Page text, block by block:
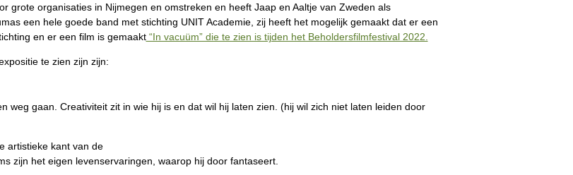
grote organisaties in Nijmegen en omstreken en heeft Jaap en Aaltje van Zweden als
een hele goede band met stichting UNIT Academie, zij heeft het mogelijk gemaakt dat er een
en er een film is gemaakt“In vacuüm” die te zien is tijden het Beholdersfilmfestival 2022.
te zien zijn zijn:
weg gaan. Creativiteit zit in wie hij is en dat wil hij laten zien. (hij wil zich niet laten leiden door
artistieke kant van de
zijn het eigen levenservaringen, waarop hij door fantaseert.